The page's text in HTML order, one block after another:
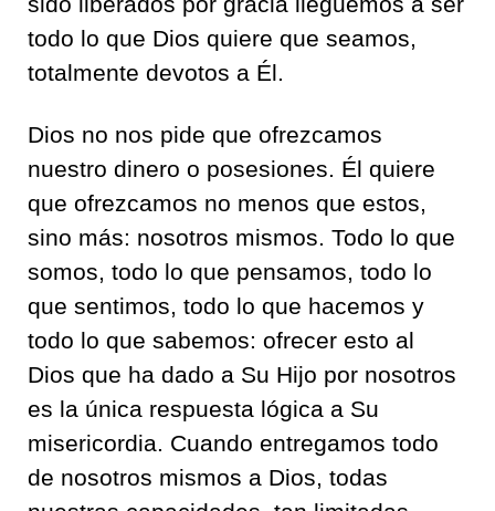
todo lo que Dios quiere que seamos,
totalmente devotos a Él.
Dios no nos pide que ofrezcamos
nuestro dinero o posesiones. Él quiere
que ofrezcamos no menos que estos,
sino más: nosotros mismos. Todo lo que
somos, todo lo que pensamos, todo lo
que sentimos, todo lo que hacemos y
todo lo que sabemos: ofrecer esto al
Dios que ha dado a Su Hijo por nosotros
es la única respuesta lógica a Su
misericordia. Cuando entregamos todo
de nosotros mismos a Dios, todas